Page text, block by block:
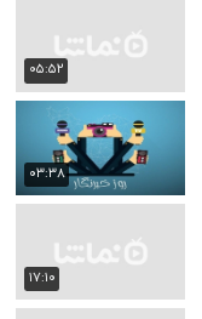
۰۵:۵۲
۰۳:۳۸
۱۷:۱۰